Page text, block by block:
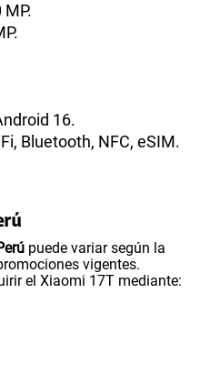
16.
Bluetooth, NFC, eSIM.
puede variar según la
vigentes.
el Xiaomi 17T mediante: